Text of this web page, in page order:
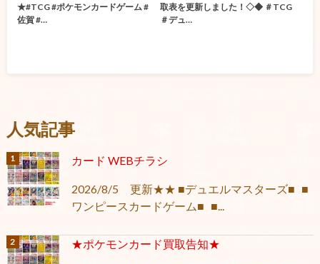
★#TCG #ポケモンカードゲーム #
佐賀 #…
取表を更新しました！◇◆ ＃TCG
＃デュ…
人気記事
カード WEBチラシ
2026/8/5 更新★★ ■デュエルマスターズ■ ■
ワンピースカードゲーム■ ■...
★ポケモンカード買取告知★